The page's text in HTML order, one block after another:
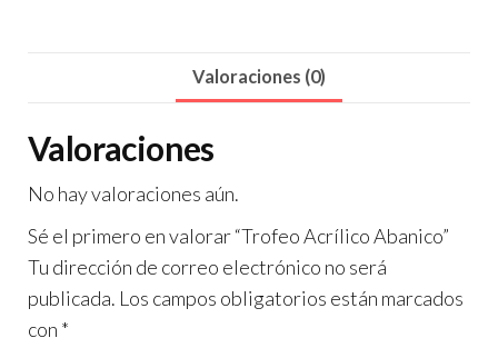
Valoraciones (0)
Valoraciones
No hay valoraciones aún.
Sé el primero en valorar “Trofeo Acrílico Abanico”
Tu dirección de correo electrónico no será
publicada. Los campos obligatorios están marcados
con *